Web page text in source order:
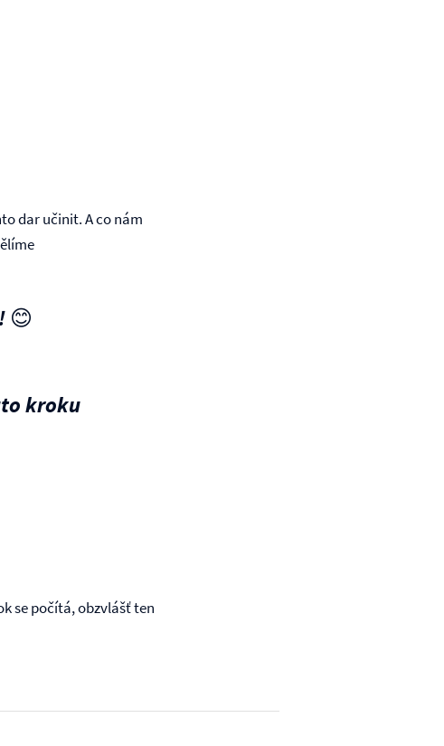
dar učinit. A co nám
😊
kroku
se počítá, obzvlášť ten